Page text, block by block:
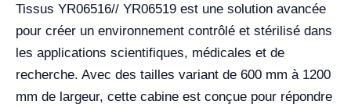
Tissus YR06516// YR06519 est une solution avancée
pour créer un environnement contrôlé et stérilisé dans
les applications scientifiques, médicales et de
recherche. Avec des tailles variant de 600 mm à 1200
mm de largeur, cette cabine est conçue pour répondre